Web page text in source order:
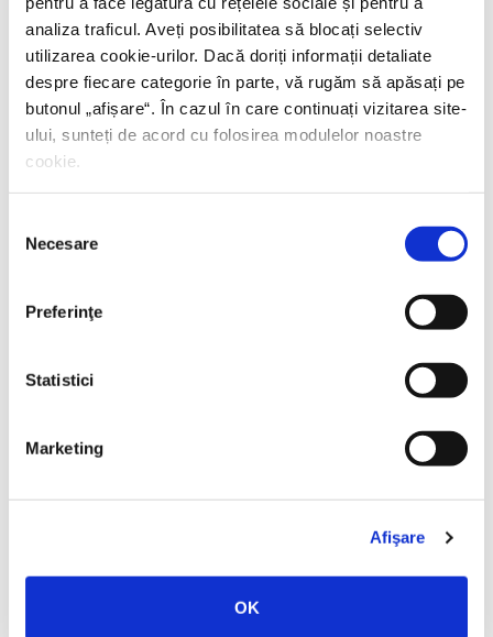
analiza traficul. Aveți posibilitatea să blocați selectiv
utilizarea cookie-urilor. Dacă doriți informații detaliate
despre fiecare categorie în parte, vă rugăm să apăsați pe
butonul „afișare“. În cazul în care continuați vizitarea site-
ului, sunteți de acord cu folosirea modulelor noastre
cookie.
consimțământului
Necesare
Preferinţe
Statistici
Marketing
Afişare
OK
Lumea noastră orwelliană